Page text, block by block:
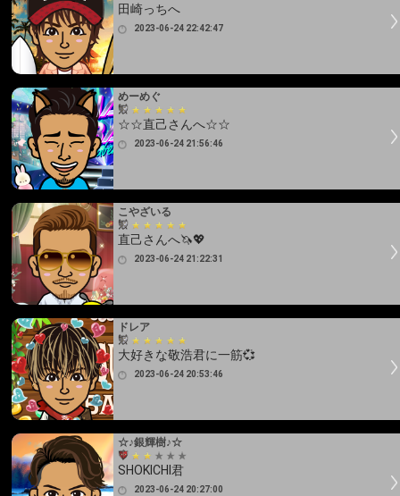
田崎っちへ
2023-06-24 22:42:47
めーめぐ
☆☆直己さんへ☆☆
2023-06-24 21:56:46
こやざいる
直己さんへ🦄💖
2023-06-24 21:22:31
ドレア
大好きな敬浩君に一筋💞
2023-06-24 20:53:46
☆♪銀輝樹♪☆
SHOKICHI君
2023-06-24 20:27:00